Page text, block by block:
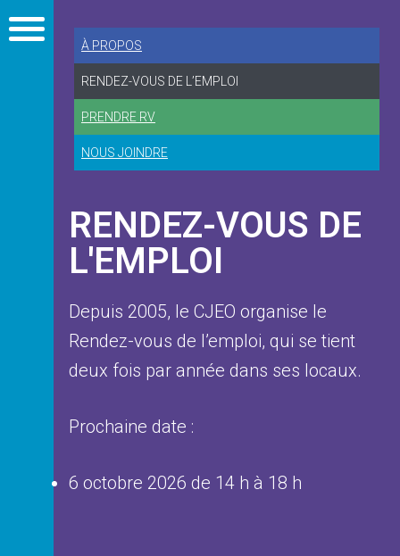
À PROPOS
RENDEZ-VOUS DE L’EMPLOI
PRENDRE RV
NOUS JOINDRE
RENDEZ-VOUS DE
L'EMPLOI
Depuis 2005, le CJEO organise le
Rendez-vous de l’emploi, qui se tient
deux fois par année dans ses locaux.
Prochaine date :
6 octobre 2026 de 14 h à 18 h